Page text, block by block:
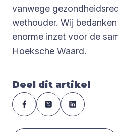
vanwege
wethouder. Wij
enorme inzet voor de
Hoeksche Waard.
Deel dit artikel